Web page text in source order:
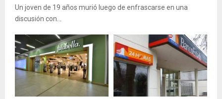
Un joven de 19 años murió luego de enfrascarse en una
discusión con...